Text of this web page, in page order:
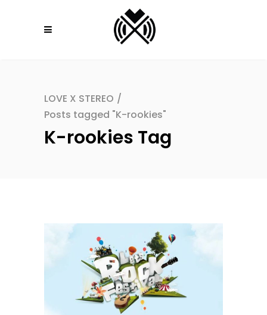
LOVE X STEREO /
Posts tagged "K-rookies"
K-rookies Tag